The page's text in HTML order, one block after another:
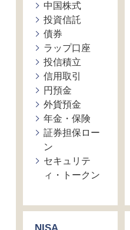
中国株式
投資信託
債券
ラップ口座
投信積立
信用取引
円預金
外貨預金
年金・保険
証券担保ロー
ン
セキュリテ
ィ・トークン